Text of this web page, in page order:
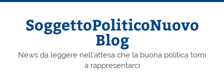
Skip
SoggettoPoliticoNuovo
Blog
News da leggere nell'attesa che la buona politica torni
a rappresentarci